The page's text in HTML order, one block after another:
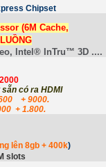
Chipset
(6M Cache,
Intel® InTru™ 3D ....
có ra HDMI
+ 9000.
+ 1.800.
lên 8gb + 400k)
slots